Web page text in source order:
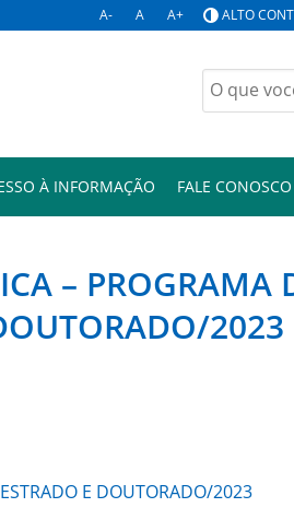
A- A A+ ALTO
Buscar
por:
À INFORMAÇÃO FALE CONOSCO
– PROGRAMA
2023
E DOUTORADO/2023